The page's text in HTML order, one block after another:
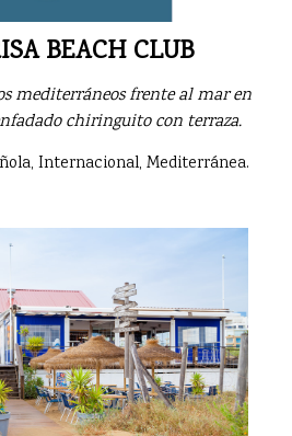
BEACH CLUB
mediterráneos frente al mar en
chiringuito con terraza.
Internacional, Mediterránea.